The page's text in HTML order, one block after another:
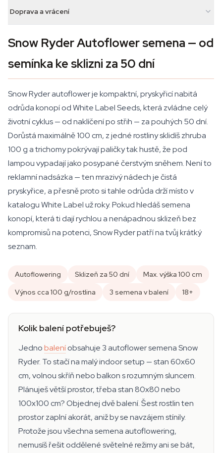
Doprava a vrácení
Snow Ryder Autoflower semena — od
semínka ke sklizni za 50 dní
Snow Ryder autoflower je kompaktní, pryskyřicí nabitá
odrůda konopí od White Label Seeds, která zvládne celý
životní cyklus — od naklíčení po střih — za pouhých 50 dní.
Dorůstá maximálně 100 cm, z jedné rostliny sklidíš zhruba
100 g a trichomy pokrývají paličky tak hustě, že pod
lampou vypadají jako posypané čerstvým sněhem. Není to
reklamní nadsázka — ten mrazivý nádech je čistá
pryskyřice, a přesně proto si tahle odrůda drží místo v
katalogu White Label už roky. Pokud hledáš semena
konopí, která ti dají rychlou a nenápadnou sklizeň bez
kompromisů na potenci, Snow Ryder patří na tvůj krátký
seznam.
Autoflowering Sklizeň za 50 dní
Max. výška 100 cm
Výnos cca 100 g/rostlina
3 semena v balení 18+
Kolik balení potřebuješ?
Jednobaleníobsahuje 3 autoflower semena Snow
Ryder. To stačí na malý indoor setup — stan 60x60
cm, volnou skříň nebo balkon s rozumným sluncem.
Plánuješ větší prostor, třeba stan 80x80 nebo
100x100 cm? Objednej dvě balení. Šest rostlin ten
prostor zaplní akorát, aniž by se navzájem stínily.
Protože jsou všechna semena autoflowering,
nemusíš řešit oddělené světelné režimy ani se bát,